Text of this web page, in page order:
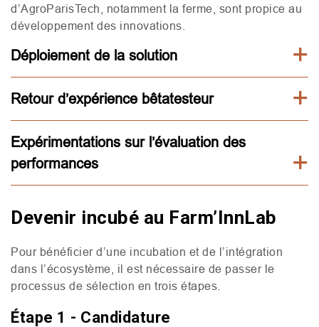
d’AgroParisTech, notamment la ferme, sont propice au
développement des innovations.
Déploiement de la solution
Retour d’expérience bêtatesteur
Expérimentations sur l’évaluation des
performances
Devenir incubé au Farm’InnLab
Pour bénéficier d’une incubation et de l’intégration
dans l’écosystème, il est nécessaire de passer le
processus de sélection en trois étapes.
Étape 1 - Candidature